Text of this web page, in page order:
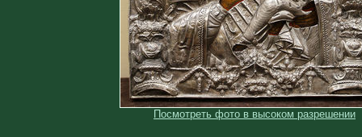
Посмотреть фото в высоком разрешении